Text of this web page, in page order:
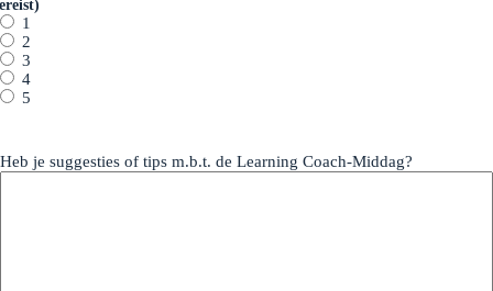
1
2
3
4
5
Heb je suggesties of tips m.b.t. de Learning Coach-Middag?